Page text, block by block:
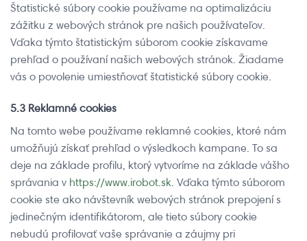
Štatistické súbory cookie používame na optimalizáciu
zážitku z webových stránok pre našich používateľov.
Vďaka týmto štatistickým súborom cookie získavame
prehľad o používaní našich webových stránok. Žiadame
vás o povolenie umiestňovať štatistické súbory cookie.
5.3 Reklamné cookies
Na tomto webe používame reklamné cookies, ktoré nám
umožňujú získať prehľad o výsledkoch kampane. To sa
deje na základe profilu, ktorý vytvoríme na základe vášho
správania v https://www.irobot.sk . Vďaka týmto súborom
cookie ste ako návštevník webových stránok prepojení s
jedinečným identifikátorom, ale tieto súbory cookie
nebudú profilovať vaše správanie a záujmy pri